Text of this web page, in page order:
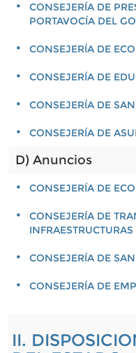
CONSEJERÍA DE
PORTAVOCÍA DEL
CONSEJERÍA DE
CONSEJERÍA DE
CONSEJERÍA DE
CONSEJERÍA DE
D) Anuncios
CONSEJERÍA DE
CONSEJERÍA DE
CONSEJERÍA DE
CONSEJERÍA DE
II.